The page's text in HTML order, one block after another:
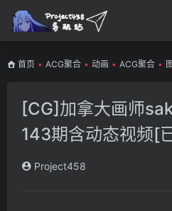
首页 • ACG聚合 • 动画 • ACG聚合 •
[CG]加拿大画师
143期含动态视频[
Project458